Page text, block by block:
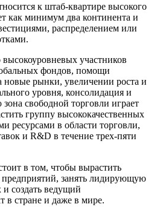
к штаб-квартире высокого
как минимум два континента и
распределением или
участников
фондов, помощи
новые рынки, увеличении роста и
уровня, консолидация и
свободной торговли играет
группу высококачественных
ресурсами в области торговли,
и R&D в течение трех-пяти
в том, чтобы вырастить
занять лидирующую
создать ведущий
в стране и даже в мире.